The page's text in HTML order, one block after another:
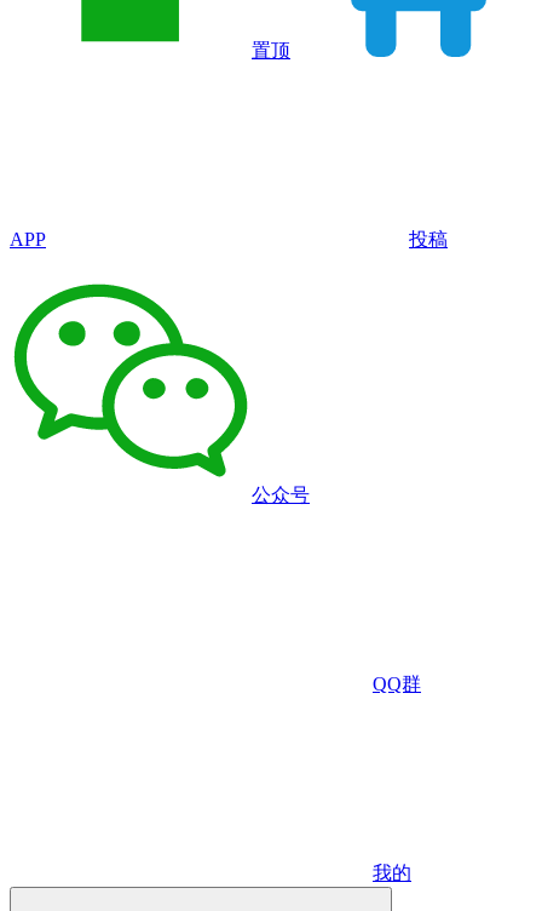
置顶
APP 投稿
公众号
QQ群
我的